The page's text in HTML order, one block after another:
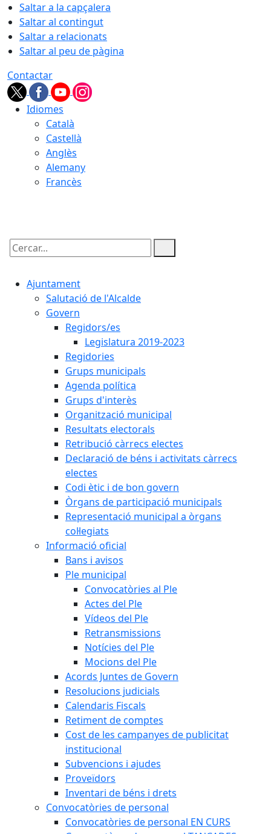
Saltar a la capçalera
Saltar al contingut
Saltar a relacionats
Saltar al peu de pàgina
Contactar
Idiomes
Català
Castellà
Anglès
Alemany
Francès
Cercar:
Ajuntament
Salutació de l'Alcalde
Govern
Regidors/es
Legislatura 2019-2023
Regidories
Grups municipals
Agenda política
Grups d'interès
Organització municipal
Resultats electorals
Retribució càrrecs electes
Declaració de béns i activitats càrrecs
electes
Codi ètic i de bon govern
Òrgans de participació municipals
Representació municipal a òrgans
col·legiats
Informació oficial
Bans i avisos
Ple municipal
Convocatòries al Ple
Actes del Ple
Vídeos del Ple
Retransmissions
Notícies del Ple
Mocions del Ple
Acords Juntes de Govern
Resolucions judicials
Calendaris Fiscals
Retiment de comptes
Cost de les campanyes de publicitat
institucional
Subvencions i ajudes
Proveïdors
Inventari de béns i drets
Convocatòries de personal
Convocatòries de personal EN CURS